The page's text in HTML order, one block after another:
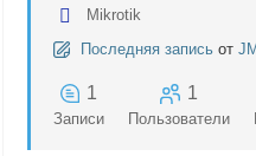
Mikrotik
Последняя запись от
1
Записи
1
Пользователи